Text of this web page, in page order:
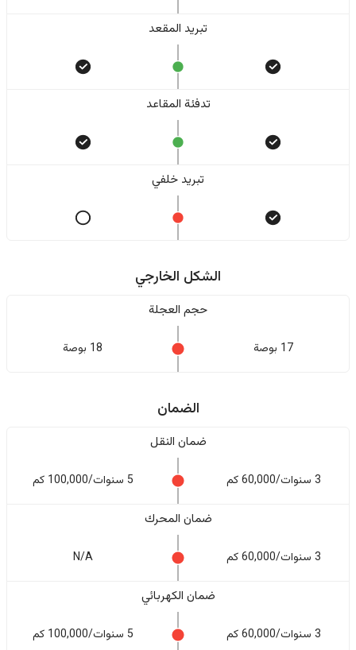
تبريد المقعد
تدفئة المقاعد
تبريد خلفي
الشكل الخارجي
حجم العجلة
17 بوصة 18 بوصة
الضمان
ضمان النقل
3 سنوات/60,000 كم 5 سنوات/100,000 كم
ضمان المحرك
3 سنوات/60,000 كم N/A
ضمان الكهربائي
3 سنوات/60,000 كم 5 سنوات/100,000 كم